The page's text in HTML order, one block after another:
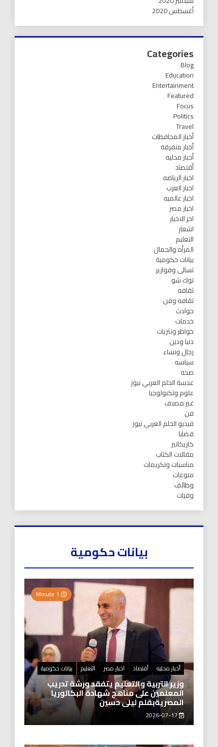
أغسطس 2020
Categories
Blog
Education
Entertainment
Featured
Focus
Politics
Travel
أخبار المحافظات
أخبار متفرقة
أخبار محليه
أقتصاد
اخبار الرياضه
اخبار العرب
اخبار عالميه
اخبار مصر
اخر الاخبار
اشعار
التعليم
المرأه والجمال
بيانات حكومية
تسالى وفوازير
توك شو
ثقافه
ثقافه وفن
حوادث
خدمات
خواطر ونثريات
دنيا ودين
رجال ونساء
سياسه
صحه
عدسة الحلم العربي نيوز
علوم وتكنولوجيا
غير مصنف
فن
فيديو الحلم العربي نيوز
قضايا
كاريكاتير
مقالات الكتاب
مناسبات وتكريمات
منوعات
وظائف
وفيات
بيانات حكومية
أخبار محليه أقتصاد اخبار مصر التعليم بيانات حكومية
وزير التربية والتعليم يتفقد ورشة تدريب
المعلمين على مناهج شهادة البكالوريا
المصريةبقلم ليلى حسين
2026-07-17